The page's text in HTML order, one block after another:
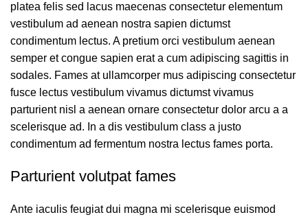
platea felis sed lacus maecenas consectetur elementum
vestibulum ad aenean nostra sapien dictumst
condimentum lectus. A pretium orci vestibulum aenean
semper et congue sapien erat a cum adipiscing sagittis in
sodales. Fames at ullamcorper mus adipiscing consectetur
fusce lectus vestibulum vivamus dictumst vivamus
parturient nisl a aenean ornare consectetur dolor arcu a a
scelerisque ad. In a dis vestibulum class a justo
condimentum ad fermentum nostra lectus fames porta.
Parturient volutpat fames
Ante iaculis feugiat dui magna mi scelerisque euismod